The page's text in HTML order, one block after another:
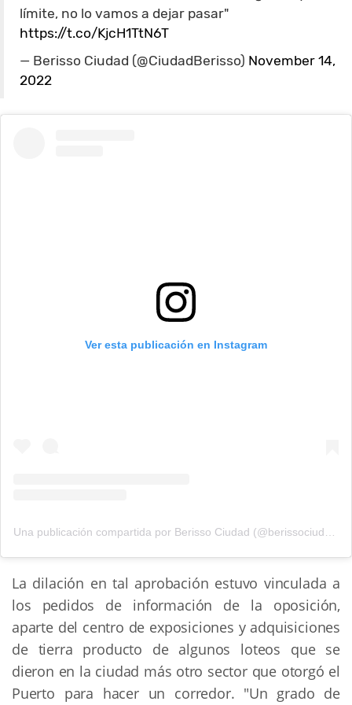
límite, no lo vamos a dejar pasar"
https://t.co/KjcH1TtN6T
— Berisso Ciudad (@CiudadBerisso) November 14,
2022
Ver esta publicación en Instagram
Una publicación compartida por Berisso Ciudad (@berissociudad)
La dilación en tal aprobación estuvo vinculada a
los pedidos de información de la oposición,
aparte del centro de exposiciones y adquisiciones
de tierra producto de algunos loteos que se
dieron en la ciudad más otro sector que otorgó el
Puerto para hacer un corredor. "Un grado de